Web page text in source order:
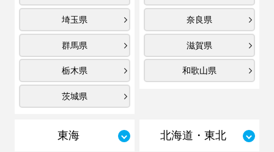
埼玉県
群馬県
栃木県
茨城県
奈良県
滋賀県
和歌山県
東海 北海道・東北